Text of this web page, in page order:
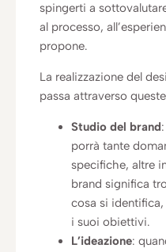
spingerti a
al processo,
propone.
La realizzazione del
passa attraverso
Studio del brand
porrà tante
specifiche, altre
brand significa
cosa si
i suoi obiettivi.
L’ideazione: